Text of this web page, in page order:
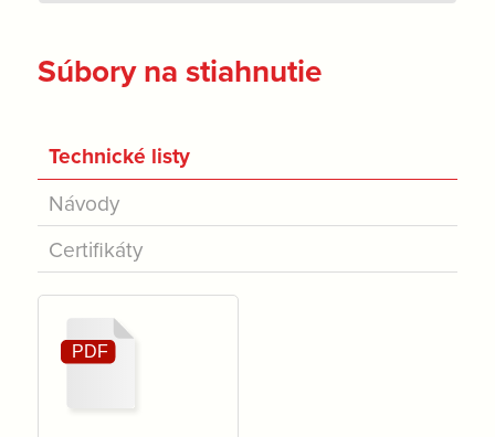
Súbory na stiahnutie
Technické listy
Návody
Certifikáty